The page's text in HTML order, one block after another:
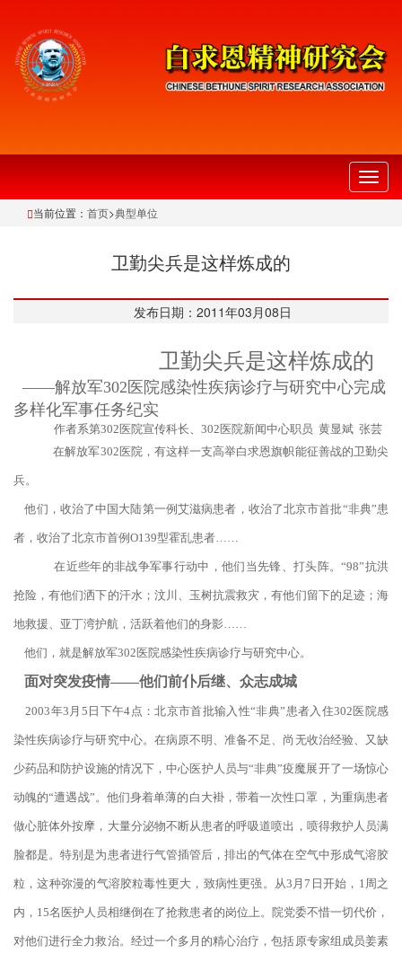
切
换
当前位置： 首页>典型单位
卫勤尖兵是这样炼成的
发布日期：2011年03月08日
卫勤尖兵是这样炼成的
——解放军302医院感染性疾病诊疗与研究中心完成
多样化军事任务纪实
作者系第302医院宣传科长、302医院新闻中心职员 黄显斌 张芸
在解放军302医院，有这样一支高举白求恩旗帜能征善战的卫勤尖
兵。
他们，收治了中国大陆第一例艾滋病患者，收治了北京市首批“非典”患
者，收治了北京市首例O139型霍乱患者……
在近些年的非战争军事行动中，他们当先锋、打头阵。“98”抗洪
抢险，有他们洒下的汗水；汶川、玉树抗震救灾，有他们留下的足迹；海
地救援、亚丁湾护航，活跃着他们的身影……
他们，就是解放军302医院感染性疾病诊疗与研究中心。
面对突发疫情——他们前仆后继、众志成城
2003年3月5日下午4点：北京市首批输入性“非典”患者入住302医院感
染性疾病诊疗与研究中心。在病原不明、准备不足、尚无收治经验、又缺
少药品和防护设施的情况下，中心医护人员与“非典”疫魔展开了一场惊心
动魄的“遭遇战”。他们身着单薄的白大褂，带着一次性口罩，为重病患者
做心脏体外按摩，大量分泌物不断从患者的呼吸道喷出，喷得救护人员满
脸都是。特别是为患者进行气管插管后，排出的气体在空气中形成气溶胶
粒，这种弥漫的气溶胶粒毒性更大，致病性更强。从3月7日开始，1周之
内，15名医护人员相继倒在了抢救患者的岗位上。院党委不惜一切代价，
对他们进行全力救治。经过一个多月的精心治疗，包括原专家组成员姜素